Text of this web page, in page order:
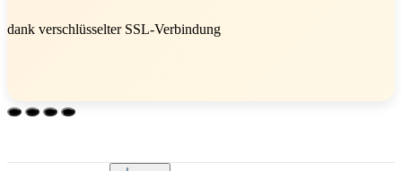
dank verschlüsselter SSL-Verbindung